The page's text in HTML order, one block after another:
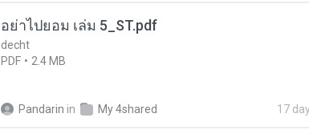
อย่าไปยอม เล่ม 5_ST.pdf
decht
PDF
2.4 MB
Pandarin in My 4shared 17